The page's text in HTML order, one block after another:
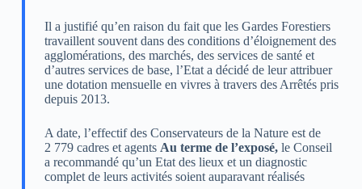
Il a justifié qu’en raison du fait que les Gardes Forestiers
travaillent souvent dans des conditions d’éloignement des
agglomérations, des marchés, des services de santé et
d’autres services de base, l’Etat a décidé de leur attribuer
une dotation mensuelle en vivres à travers des Arrêtés pris
depuis 2013.
A date, l’effectif des Conservateurs de la Nature est de
2 779 cadres et agents Au terme de l’exposé, le Conseil
a recommandé qu’un Etat des lieux et un diagnostic
complet de leurs activités soient auparavant réalisés